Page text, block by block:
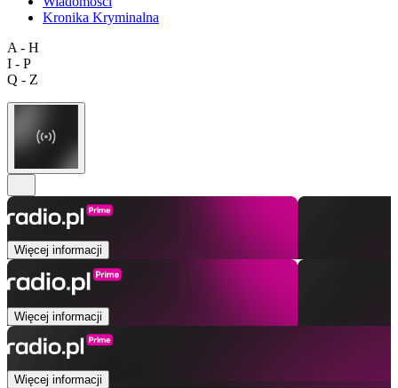
Kronika Kryminalna
A - H
I - P
Q - Z
Więcej informacji
Więcej informacji
Więcej informacji